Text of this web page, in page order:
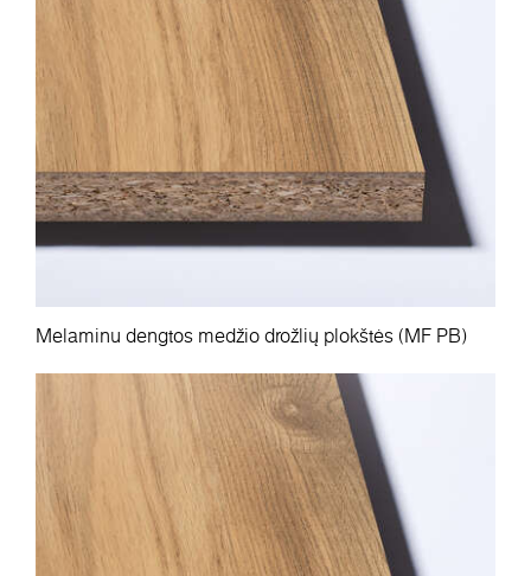
Melaminu dengtos medžio drožlių plokštės (MF PB)